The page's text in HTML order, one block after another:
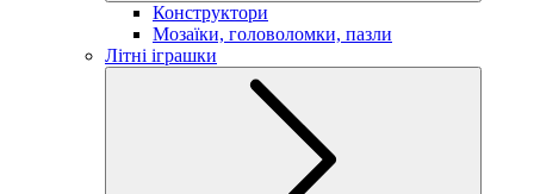
Конструктори
Мозаїки, головоломки, пазли
Літні іграшки